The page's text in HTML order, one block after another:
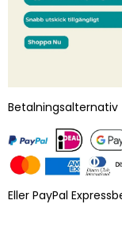
Betalningsalternativ
Eller PayPal